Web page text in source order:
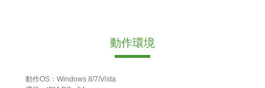
動作環境
動作OS：Windows 8/7/Vista